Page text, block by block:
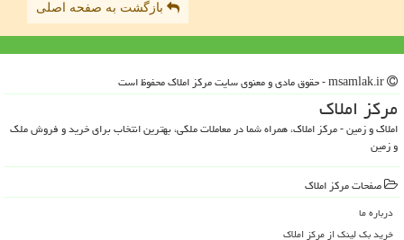
بازگشت به صفحه اصلی
مركز املاك
املاک و زمین - مرکز املاک، همراه شما در معاملات ملکی، بهترین انتخاب برای خرید و فروش ملک
و زمین
صفحات مركز املاك
درباره ما
خرید بک لینک از مركز املاك